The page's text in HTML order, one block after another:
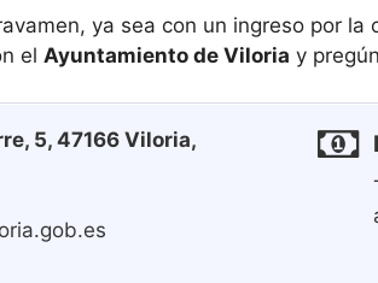
ya sea con un ingreso por
el Ayuntamiento de Viloria y
5, 47166 Viloria,